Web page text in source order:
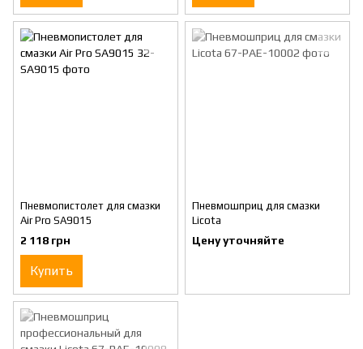
Пневмопистолет для смазки
Air Pro SA9015
2 118 грн
Купить
Пневмошприц для смазки
Licota
Цену уточняйте